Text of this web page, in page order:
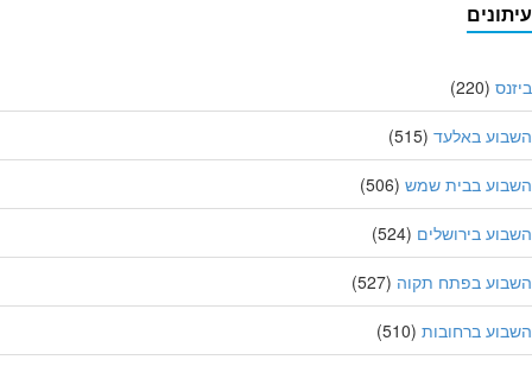
(220)
באלעד(515)
בבית שמש(506)
בירושלים(524)
בפתח תקוה(527)
ברחובות(510)